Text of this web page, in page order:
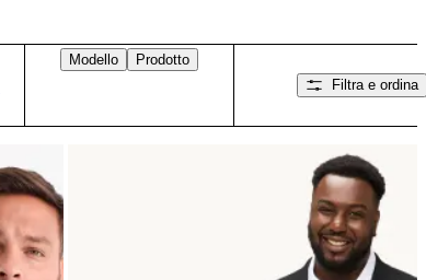
Modello
Prodotto
Filtra e ordina